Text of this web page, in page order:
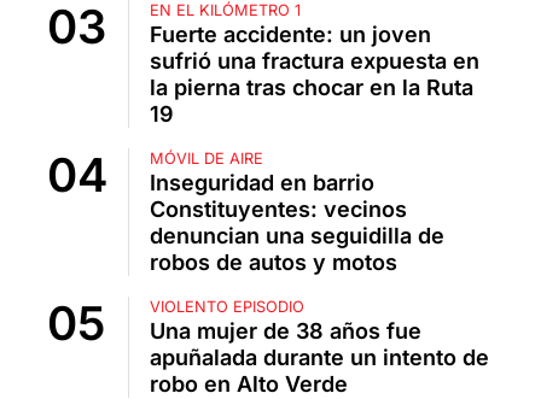
EN EL KILÓMETRO 1
Fuerte accidente: un joven
sufrió una fractura expuesta en
la pierna tras chocar en la Ruta
19
MÓVIL DE AIRE
Inseguridad en barrio
Constituyentes: vecinos
denuncian una seguidilla de
robos de autos y motos
VIOLENTO EPISODIO
Una mujer de 38 años fue
apuñalada durante un intento de
robo en Alto Verde